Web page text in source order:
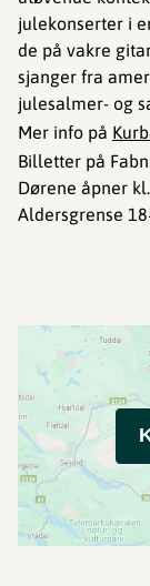
julekonserter i
de på vakre
sjanger fra
julesalmer- og
Mer info på
Billetter på
Dørene åpner
Aldersgrense